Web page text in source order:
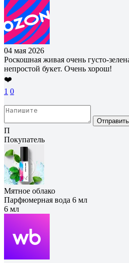
04 мая 2026
Роскошная живая очень густо-
непростой букет. Очень хорош!
❤️
1 0
Отправить
П
Покупатель
Мятное облако
Парфюмерная вода 6 мл
6 мл